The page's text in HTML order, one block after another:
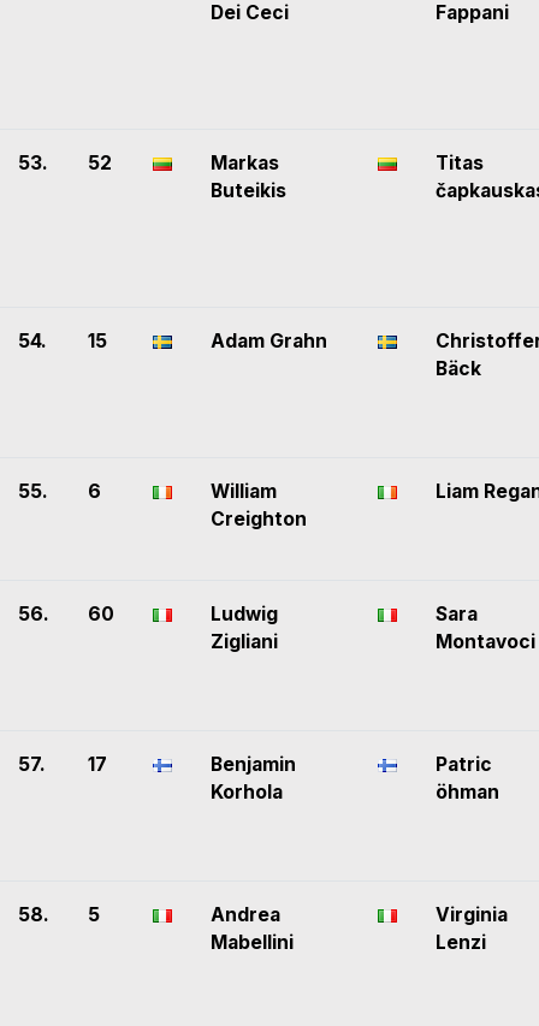
Dei Ceci
Fappani
53. 52
Markas
Buteikis
Titas
54. 15 Adam Grahn
Bäck
55. 6
William
Creighton
Liam
56. 60
Ludwig
Zigliani
Sara
Montavoci
57. 17
Benjamin
Korhola
Patric
öhman
58. 5
Andrea
Mabellini
Virginia
Lenzi